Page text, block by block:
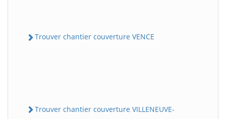
Trouver chantier couverture VENCE
Trouver chantier couverture VILLENEUVE-